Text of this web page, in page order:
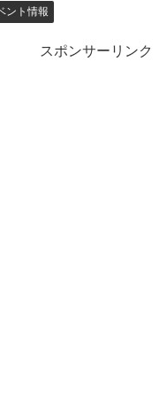
ント情報
スポンサーリンク